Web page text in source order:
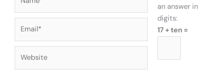
an answer in
digits:
17 + ten =